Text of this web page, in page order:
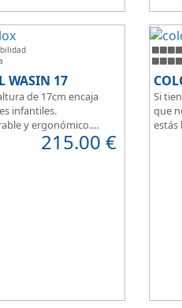
WASIN 17
de 17cm encaja
infantiles.
y ergonómico.
de Bilox.
215.00 €
Si
que
estás
muy